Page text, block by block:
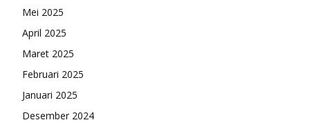
Mei 2025
April 2025
Maret 2025
Februari 2025
Januari 2025
Desember 2024